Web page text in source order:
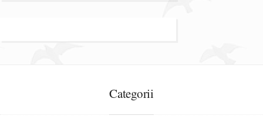
Categorii